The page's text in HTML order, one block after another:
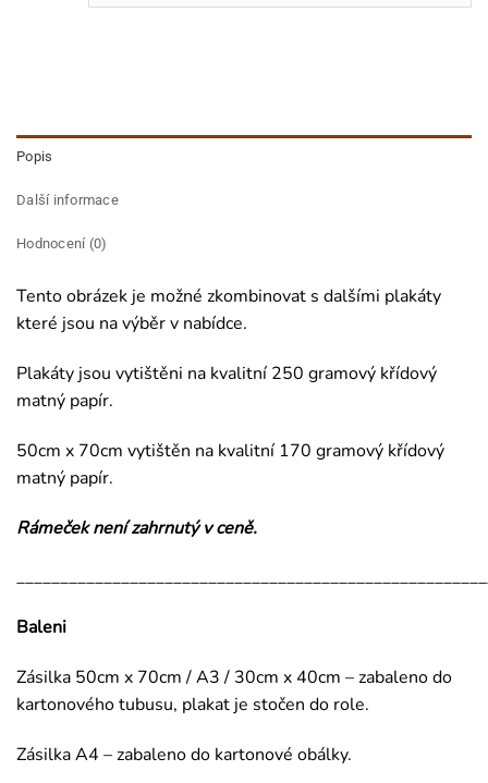
Popis
Další informace
Hodnocení (0)
Tento obrázek je možné zkombinovat s dalšími plakáty
které jsou na výběr v nabídce.
Plakáty jsou vytištěni na kvalitní 250 gramový křídový
matný papír.
50cm x 70cm vytištěn na kvalitní 170 gramový křídový
matný papír.
Rámeček není zahrnutý v ceně.
Baleni
Zásilka 50cm x 70cm / A3 / 30cm x 40cm – zabaleno do
kartonového tubusu, plakat je stočen do role.
Zásilka A4 – zabaleno do kartonové obálky.